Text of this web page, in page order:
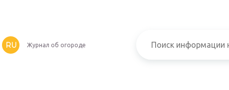
RU Журнал об огороде